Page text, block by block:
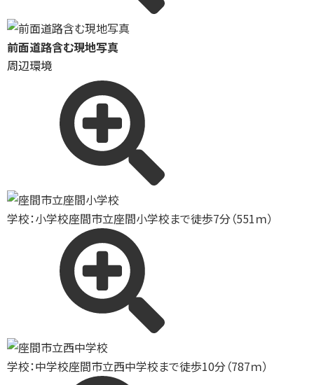
前面道路含む現地写真
周辺環境
学校：小学校座間市立座間小学校まで徒歩7分（551ｍ）
学校：中学校座間市立西中学校まで徒歩10分（787ｍ）